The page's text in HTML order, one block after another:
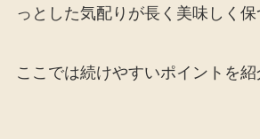
っとした気配りが長く美味しく保
ここでは続けやすいポイントを紹